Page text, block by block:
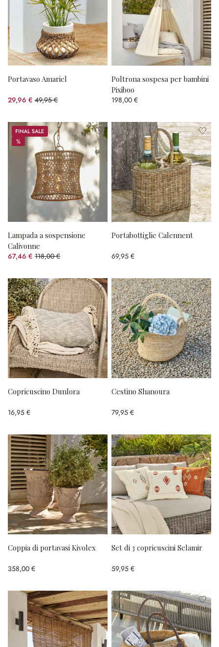
Portavaso Amariel
29,96 € 49,95 €
(risparmio 40.02%)
Poltrona sospesa per bambini
Pixiboo
198,00 €
Sale
%
%
Lampada a sospensione
Calivonne
67,46 € 118,00 €
(risparmio 42.83%)
Portabottiglie Calennent
69,95 €
Copricuscino Dunlora
16,95 €
Cestino Shanoura
79,95 €
Coppia di portavasi Kivolex
358,00 €
Set di 3 copricuscini Selamir
59,95 €